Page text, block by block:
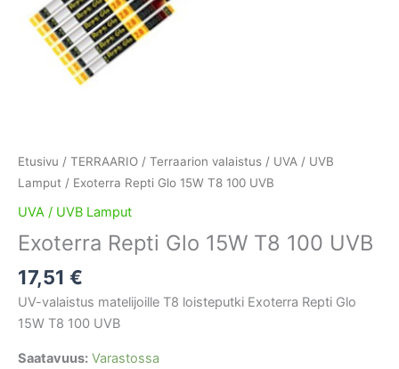
Etusivu / TERRAARIO / Terraarion valaistus / UVA / UVB
Lamput / Exoterra Repti Glo 15W T8 100 UVB
UVA / UVB Lamput
Exoterra Repti Glo 15W T8 100 UVB
17,51 €
UV-valaistus matelijoille T8 loisteputki Exoterra Repti Glo
15W T8 100 UVB
Saatavuus: Varastossa